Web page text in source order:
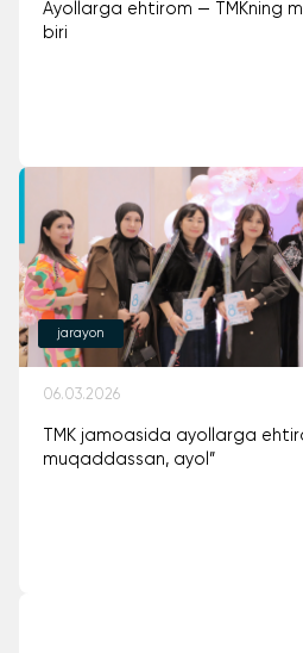
Ayollarga ehtirom — TMKning
biri
jarayon
06.03.2026
TMK jamoasida ayollarga
muqaddassan, ayol”